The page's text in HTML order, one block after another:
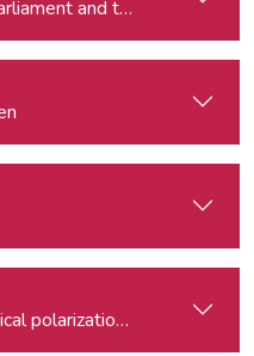
polarizations and their